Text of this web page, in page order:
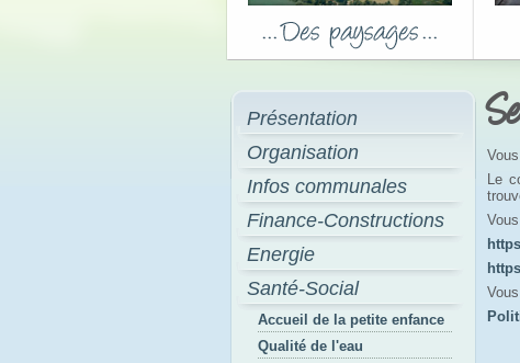
Présentation
Organisation
Infos communales
Finance-Constructions
Energie
Santé-Social
Accueil de la petite enfance
Qualité de l'eau
Le